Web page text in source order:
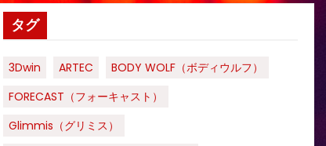
タグ
3Dwin ARTEC
BODY WOLF（ボディウルフ）
FORECAST（フォーキャスト）
Glimmis（グリミス）